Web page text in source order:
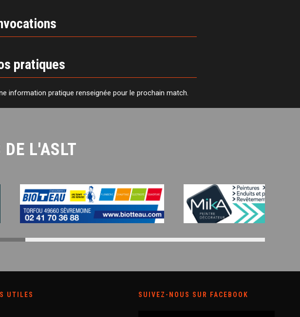
pratiques
information pratique renseignée pour le prochain match.
DE L'ASLT
UTILES SUIVEZ-NOUS SUR FACEBOOK